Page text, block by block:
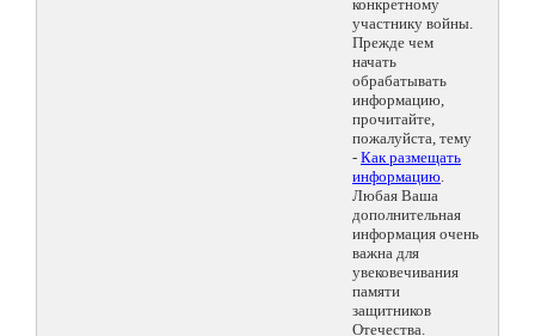
конкретному
участнику войны.
Прежде чем
начать
обрабатывать
информацию,
прочитайте,
пожалуйста, тему
- Как размещать
информацию.
Любая Ваша
дополнительная
информация очень
важна для
увековечивания
памяти
защитников
Отечества.